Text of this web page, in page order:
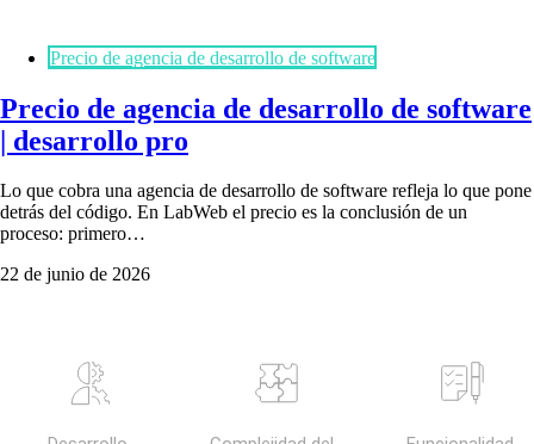
Precio de agencia de desarrollo de software
Precio de agencia de desarrollo de software
| desarrollo pro
Lo que cobra una agencia de desarrollo de software refleja lo que pone
detrás del código. En LabWeb el precio es la conclusión de un
proceso: primero…
22 de junio de 2026